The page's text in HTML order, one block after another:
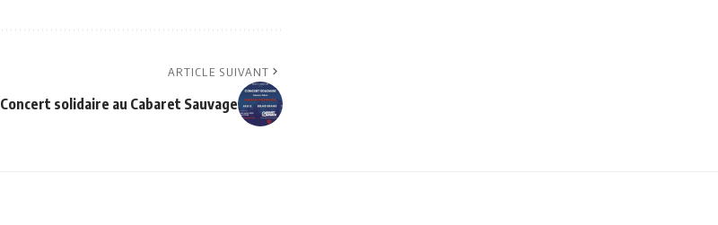
ARTICLE SUIVANT
Concert solidaire au Cabaret Sauvage